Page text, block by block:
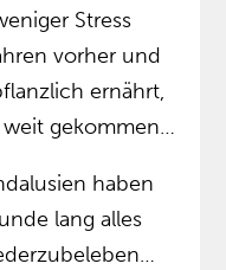
Stress
vorher und
ernährt,
gekommen…
haben
lang alles